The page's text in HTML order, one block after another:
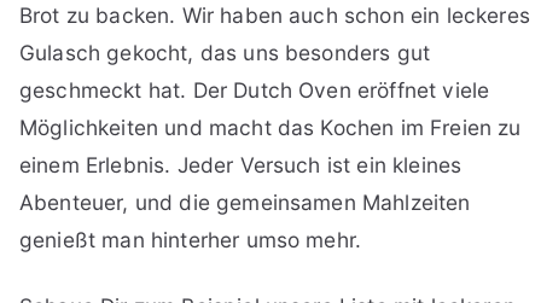
Brot zu backen. Wir haben auch schon ein leckeres
Gulasch gekocht, das uns besonders gut
geschmeckt hat. Der Dutch Oven eröffnet viele
Möglichkeiten und macht das Kochen im Freien zu
einem Erlebnis. Jeder Versuch ist ein kleines
Abenteuer, und die gemeinsamen Mahlzeiten
genießt man hinterher umso mehr.